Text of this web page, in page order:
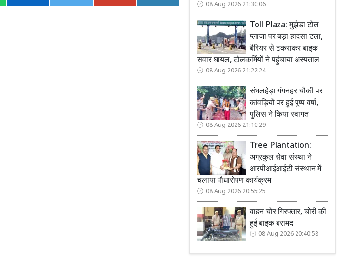
08 Aug 2026 21:30:06
Toll Plaza: मुझेडा टोल
प्लाजा पर बड़ा हादसा टला,
बैरियर से टकराकर बाइक
सवार घायल, टोलकर्मियों ने पहुंचाया अस्पताल
08 Aug 2026 21:22:24
संभलहेड़ा गंगनहर चौकी पर
कांवड़ियों पर हुई पुष्प वर्षा,
पुलिस ने किया स्वागत
08 Aug 2026 21:10:29
Tree Plantation:
अग्रकुल सेवा संस्था ने
आरपीआईआईटी संस्थान में
चलाया पौधारोपण कार्यक्रम
08 Aug 2026 20:55:25
वाहन चोर गिरफ्तार, चोरी की
हुई बाइक बरामद
08 Aug 2026 20:40:58